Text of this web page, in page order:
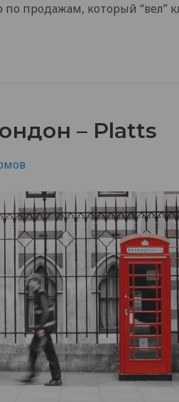
продажам, который “вел”
– Platts